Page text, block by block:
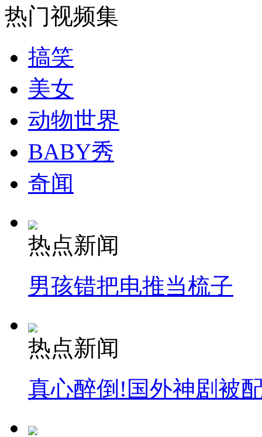
司机酒驾遇交警 急速倒车逃窜
热门视频集
搞笑
美女
动物世界
BABY秀
奇闻
热点新闻
男孩错把电推当梳子
热点新闻
真心醉倒!国外神剧被